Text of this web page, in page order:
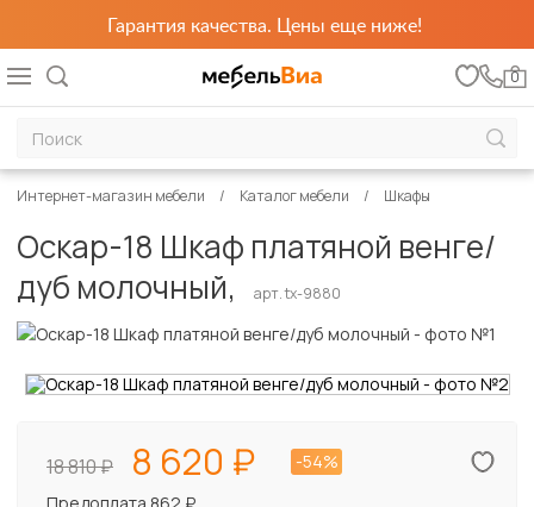
Гарантия качества. Цены еще ниже!
0
Интернет-магазин мебели Каталог мебели Шкафы
Оскар-18 Шкаф платяной венге/
дуб молочный,
арт. tx-9880
18 810 8 620
-54%